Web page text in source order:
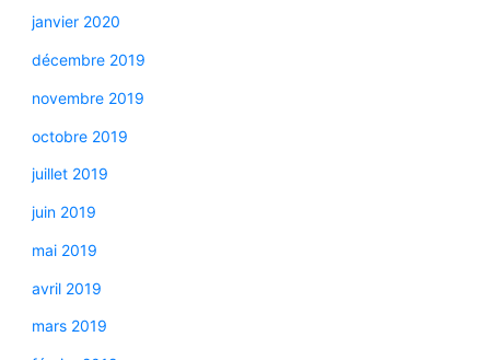
janvier 2020
décembre 2019
novembre 2019
octobre 2019
juillet 2019
juin 2019
mai 2019
avril 2019
mars 2019